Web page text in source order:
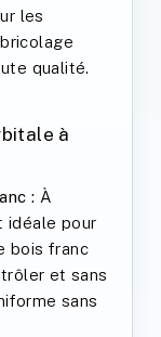
les
qualité.
à
: À
idéale pour
bois franc
et sans
sans